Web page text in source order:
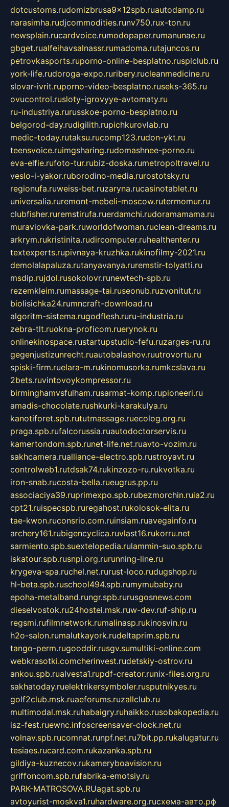
dotcustoms.rudomizbrusa9x12spb.ruautodamp.ru
narasimha.rudjcommodities.runv750.rux-ton.ru
newsplain.rucardvoice.rumodopaper.rumanunae.ru
gbget.rualfeihavsalnassr.rumadoma.rutajuncos.ru
petrovkasports.ruporno-online-besplatno.rusplclub.ru
york-life.rudoroga-expo.ruribery.rucleanmedicine.ru
slovar-ivrit.ruporno-video-besplatno.ruseks-365.ru
ovucontrol.rusloty-igrovyye-avtomaty.ru
ru-industriya.rurusskoe-porno-besplatno.ru
belgorod-day.rudigilith.rupichkurovlab.ru
medic-today.rutaksu.rucomp123.rudon-ykt.ru
teensvoice.ruimgsharing.rudomashnee-porno.ru
eva-elfie.rufoto-tur.rubiz-doska.rumetropoltravel.ru
veslo-i-yakor.ruborodino-media.rurostotsky.ru
regionufa.ruweiss-bet.ruzaryna.rucasinotablet.ru
universalia.ruremont-mebeli-moscow.rutermomur.ru
clubfisher.ruremstirufa.ruerdamchi.rudoramamama.ru
muraviovka-park.ruworldofwoman.ruclean-dreams.ru
arkrym.rukristinita.rudircomputer.ruhealthenter.ru
textexperts.rupivnaya-kruzhka.rukinofilmy-2021.ru
demolalapaluza.rutanyavanya.ruremstir-tolyatti.ru
msdip.rujdol.rusokolovr.runewtech-spb.ru
rezemkleim.rumassage-tai.ruseonub.ruzvonitut.ru
biolisichka24.rumncraft-download.ru
algoritm-sistema.rugodflesh.ruru-industria.ru
zebra-tlt.ruokna-proficom.ruerynok.ru
onlinekinospace.rustartupstudio-fefu.ruzarges-ru.ru
gegenjustizunrecht.ruautobalashov.ruutrovortu.ru
spiski-firm.ruelara-m.rukinomusorka.rumkcslava.ru
2bets.ruvintovoykompressor.ru
birminghamvsfulham.rusarmat-komp.rupioneeri.ru
amadis-chocolate.rushkurki-karakulya.ru
kanotiforet.spb.rututmassage.ruecolog.org.ru
praga.spb.rufalcorussia.ruautodoctorservis.ru
kamertondom.spb.runet-life.net.ruavto-vozim.ru
sakhcamera.rualliance-electro.spb.rustroyavt.ru
controlweb1.rutdsak74.rukinzozo-ru.rukvotka.ru
iron-snab.rucosta-bella.rueugrus.pp.ru
associaciya39.ruprimexpo.spb.rubezmorchin.ruia2.ru
cpt21.ruispecspb.ruregahost.rukolosok-elita.ru
tae-kwon.ruconsrio.com.ruinsiam.ruavegainfo.ru
archery161.rubigencyclica.ruvlast16.rukorru.net
sarmiento.spb.suextelopedia.rulammin-suo.spb.ru
iskatour.spb.rusnpi.org.rurunning-line.ru
krygeva-spa.ruchel.net.rurust-loco.rudugshop.ru
hl-beta.spb.ruschool494.spb.rumymubaby.ru
epoha-metalband.rungr.spb.rurusgosnews.com
dieselvostok.ru24hostel.msk.ruw-dev.ruf-ship.ru
regsmi.rufilmnetwork.rumalinasp.rukinosvin.ru
h2o-salon.rumalutkayork.rudeltaprim.spb.ru
tango-perm.rugooddir.rusgv.sumultiki-online.com
webkrasotki.comcherinvest.rudetskiy-ostrov.ru
ankou.spb.rualvesta1.rupdf-creator.runix-files.org.ru
sakhatoday.ruelektrikersymboler.rusputnikyes.ru
golf2club.msk.ruaeforums.ruzallclub.ru
multimodal.msk.ruhabaigry.ruhaikko.rusobakopedia.ru
isz-fest.ruewnc.infoscreensaver-clock.net.ru
volnav.spb.rucomnat.runpf.net.ru7bit.pp.rukalugatur.ru
tesiaes.rucard.com.rukazanka.spb.ru
gildiya-kuznecov.rukameryboavision.ru
griffoncom.spb.rufabrika-emotsiy.ru
PARK-MATROSOVA.RUagat.spb.ru
avtoyurist-moskva1.ruhardware.org.ruсхема-авто.рф